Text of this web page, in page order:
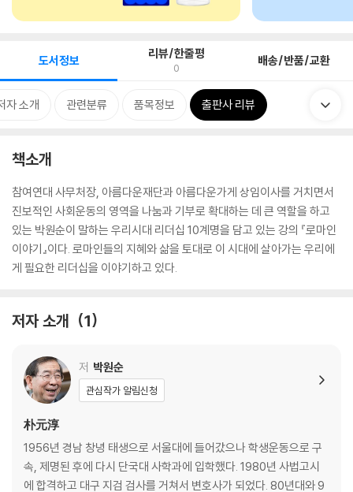
도서정보 리뷰/한줄평
0 배송/반품/교환
자 소개 관련분류 품목정보 출판사 리뷰
책소개
참여연대 사무처장, 아름다운재단과 아름다운가게 상임이사를 거치면서
진보적인 사회운동의 영역을 나눔과 기부로 확대하는 데 큰 역할을 하고
있는 박원순이 말하는 우리시대 리더십 10계명을 담고 있는 강의 『로마인
이야기』이다. 로마인들의 지혜와 삶을 토대로 이 시대에 살아가는 우리에
게 필요한 리더십을 이야기하고 있다.
저자 소개 1
저 박원순
관심작가 알림신청
朴元淳
1956년 경남 창녕 태생으로 서울대에 들어갔으나 학생운동으로 구
속, 제명된 후에 다시 단국대 사학과에 입학했다. 1980년 사법고시
에 합격하고 대구 지검 검사를 거쳐서 변호사가 되었다. 80년대와 9